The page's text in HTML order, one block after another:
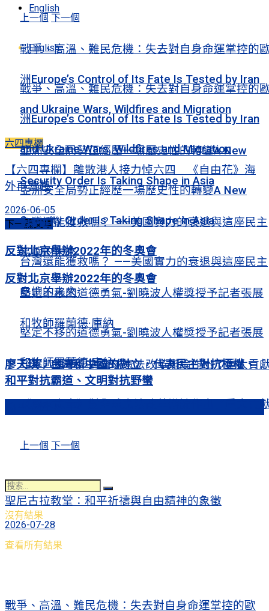
English
戰爭、高溫、難民危機：失去對自身命運掌控的
洲Europe’s Control of Its Fate Is Tested by Iran
and Ukraine Wars, Wildfires and Migration
亞洲安全局勢正經歷一場歷史性的轉變A New
Security Order Is Taking Shape in Asia
台灣還能獲救嗎？ ——美國實力的衰退與這座民主
島嶼的未來
堅定不移的道德勇氣-劉曉波人權獎授予記者張展
和牧師羅蘭德·庫納
《零八憲章》對全球憲法改革辯論作出了重大貢
上一個 下一個
English
戰爭、高溫、難民危機：失去對自身命運掌控的
洲Europe’s Control of Its Fate Is Tested by Iran
and Ukraine Wars, Wildfires and Migration
亞洲安全局勢正經歷一場歷史性的轉變A New
Security Order Is Taking Shape in Asia
台灣還能獲救嗎？ ——美國實力的衰退與這座民主
島嶼的未來
堅定不移的道德勇氣-劉曉波人權獎授予記者張展
和牧師羅蘭德·庫納
《零八憲章》對全球憲法改革辯論作出了重大貢
上一個 下一個
沒有結果
查看所有結果
六四專欄
【六四專欄】離散港人接力悼六四 《自由花》海
外再響起
2026-06-05
下一篇文章
反對北京舉辦2022年的冬奧會
反對北京舉辦2022年的冬奧會
廖天琪：台灣和中國的對立，代表民主對抗極權、
和平對抗霸道、文明對抗野蠻
聖尼古拉教堂：和平祈禱與自由精神的象徵
2026-07-28
戰爭、高溫、難民危機：失去對自身命運掌控的歐